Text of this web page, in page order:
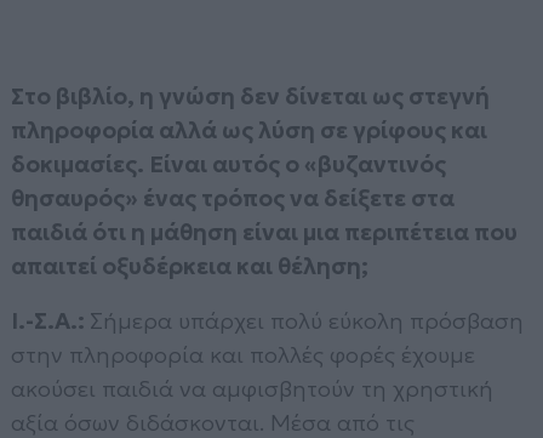
Στο βιβλίο, η γνώση δεν δίνεται ως στεγνή
πληροφορία αλλά ως λύση σε γρίφους και
δοκιμασίες. Είναι αυτός ο «βυζαντινός
θησαυρός» ένας τρόπος να δείξετε στα
παιδιά ότι η μάθηση είναι μια περιπέτεια που
απαιτεί οξυδέρκεια και θέληση;
Ι.-Σ.Α.: Σήμερα υπάρχει πολύ εύκολη πρόσβαση
στην πληροφορία και πολλές φορές έχουμε
ακούσει παιδιά να αμφισβητούν τη χρηστική
αξία όσων διδάσκονται. Μέσα από τις